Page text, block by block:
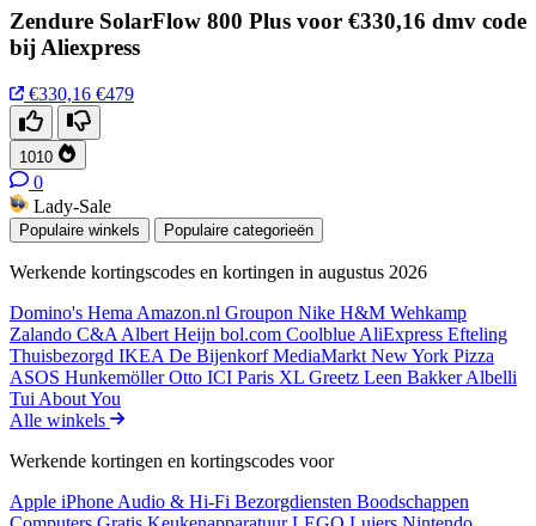
Zendure SolarFlow 800 Plus voor €330,16 dmv code
bij Aliexpress
€330,16 €479
1010
0
Lady-Sale
Populaire winkels Populaire categorieën
Werkende kortingscodes en kortingen in augustus 2026
Domino's Hema Amazon.nl Groupon Nike H&M Wehkamp
Zalando C&A Albert Heijn bol.com Coolblue AliExpress Efteling
Thuisbezorgd IKEA De BijenkorfMediaMarkt New York Pizza
ASOS HunkemöllerOtto ICI Paris XL Greetz Leen BakkerAlbelli
Tui About You
Alle winkels
Werkende kortingen en kortingscodes voor
Apple iPhone Audio & Hi-Fi Bezorgdiensten Boodschappen